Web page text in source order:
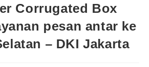
Corrugated Box
pesan antar ke
– DKI Jakarta